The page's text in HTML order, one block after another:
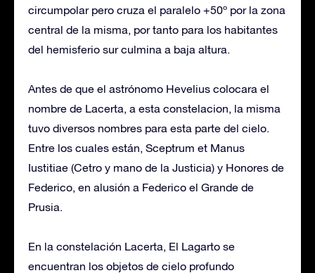
circumpolar pero cruza el paralelo +50º por la zona
central de la misma, por tanto para los habitantes
del hemisferio sur culmina a baja altura.
Antes de que el astrónomo Hevelius colocara el
nombre de Lacerta, a esta constelacion, la misma
tuvo diversos nombres para esta parte del cielo.
Entre los cuales están, Sceptrum et Manus
Iustitiae (Cetro y mano de la Justicia) y Honores de
Federico, en alusión a Federico el Grande de
Prusia.
En la constelación Lacerta, El Lagarto se
encuentran los objetos de cielo profundo